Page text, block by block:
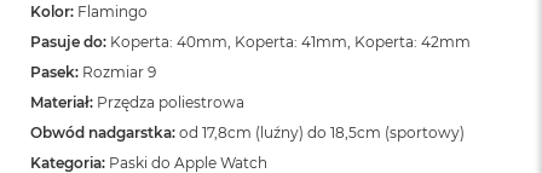
Kolor: Flamingo
Pasuje do: Koperta: 40mm, Koperta: 41mm, Koperta: 42mm
Pasek: Rozmiar 9
Materiał: Przędza poliestrowa
Obwód nadgarstka: od 17,8cm (luźny) do 18,5cm (sportowy)
Kategoria: Paski do Apple Watch